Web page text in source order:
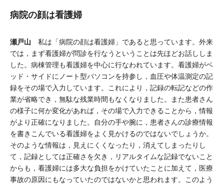
病院の顔は看護婦
瀬戸山 私は「病院の顔は看護婦」であると思っています。外来
では，まず看護婦が問診を行なうということは先ほどお話ししま
した。病棟管理も看護婦を中心に行なわれています。看護婦がベ
ッド・サイドにノート型パソコンを持参し，血圧や体温測定の記
録をその場で入力しています。これにより，記録の転記などの作
業が省略でき，無駄な残業時間もなくなりました。また患者さん
の様子に何か変化があれば，その場で入力できることから，情報
がより正確になりました。自分の手や腕に，患者さんの診療情報
を書きこんでいる看護婦をよく見かけるのではないでしょうか。
そのような情報は，見えにくくなったり，消えてしまったりし
て，記録としては正確さを欠き，リアルタイムな記録でないこと
からも，看護婦には多大な負担をかけていたことに加えて，医療
事故の原因にもなっていたのではないかと思われます。このよう